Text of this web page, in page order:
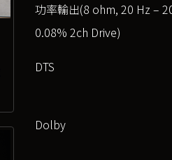
功率輸出(8 ohm, 20 Hz –
0.08% 2ch Drive)
DTS
Dolby